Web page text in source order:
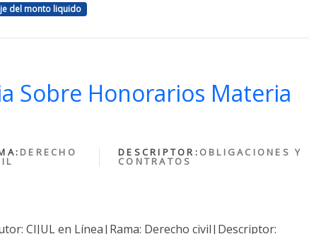
del monto liquido
Sobre Honorarios Materia
DERECHO DESCRIPTOR: OBLIGACIONES Y
CONTRATOS
CIJUL en Línea|Rama: Derecho civil|Descriptor: